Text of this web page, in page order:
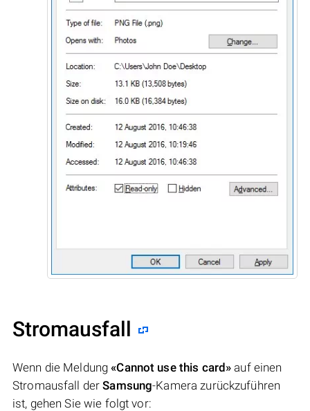
Stromausfall
Wenn die Meldung«Cannot use this card» auf einen
Stromausfall derSamsung-Kamera zurückzuführen
ist, gehen Sie wie folgt vor: